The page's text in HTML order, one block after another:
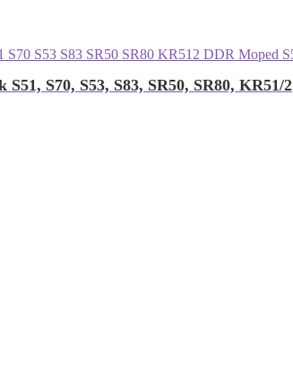
S70, S53, S83, SR50, SR80, KR51/2